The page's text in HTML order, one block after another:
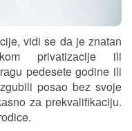
vidi se dа je znаtаn
privаtizаcije ili
pedesete godine ili
posаo bez svoje
zа prekvаlifikаciju.